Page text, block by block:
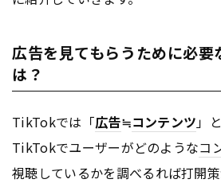
広告を見てもらうために必要
は？
TikTokでは「広告≒コンテンツ」
TikTokでユーザーがどのようなコ
視聴しているかを調べるれば打開